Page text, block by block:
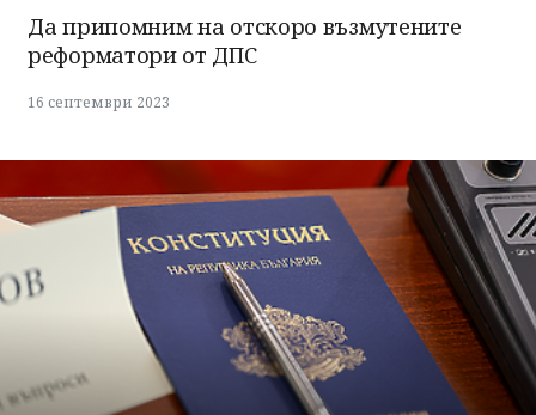
Да припомним на отскоро възмутените
реформатори от ДПС
16 септември 2023